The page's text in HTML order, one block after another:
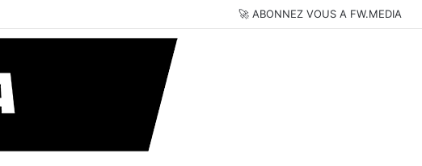
🚀 ABONNEZ VOUS A FW.MEDIA